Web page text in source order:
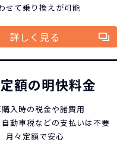
せて乗り換えが可能
詳しく見る
額の明快料金
入時の税金や諸費用
動車税などの支払いは不要
月々定額で安心